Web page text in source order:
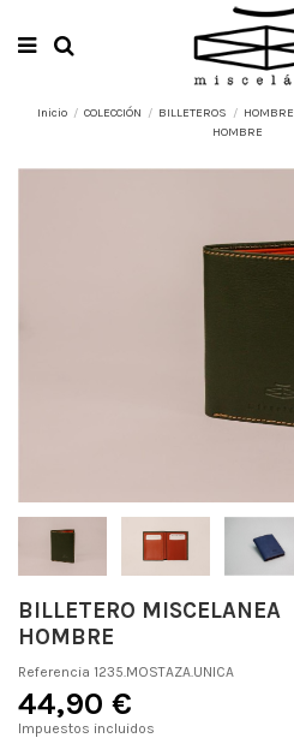
Inicio COLECCIÓN BILLETEROS HOMBRE
HOMBRE
BILLETERO MISCELANEA
HOMBRE
Referencia 1235.MOSTAZA.UNICA
44,90 €
Impuestos incluidos